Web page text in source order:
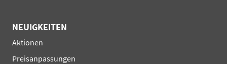
NEUIGKEITEN
Navigation
überspringen
Aktionen
Preisanpassungen